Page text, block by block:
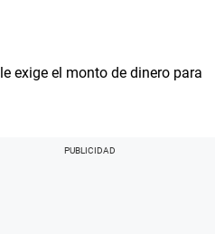
exige el monto de dinero para